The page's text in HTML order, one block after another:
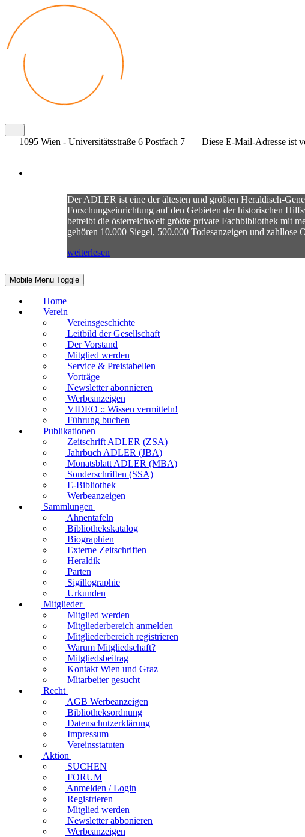
1095 Wien - Universitätsstraße 6 Postfach 7 Diese E-Mail-Adresse ist
Der ADLER ist eine der ältesten und größten Heraldisch-
Forschungseinrichtung auf den Gebieten der historischen
betreibt die österreichweit größte private Fachbibliothek mit
gehören 10.000 Siegel, 500.000 Todesanzeigen und zahllose
weiterlesen
Mobile Menu Toggle
Home
Verein
Vereinsgeschichte
Leitbild der Gesellschaft
Der Vorstand
Mitglied werden
Service & Preistabellen
Vorträge
Newsletter abonnieren
Werbeanzeigen
VIDEO :: Wissen vermitteln!
Führung buchen
Publikationen
Zeitschrift ADLER (ZSA)
Jahrbuch ADLER (JBA)
Monatsblatt ADLER (MBA)
Sonderschriften (SSA)
E-Bibliothek
Werbeanzeigen
Sammlungen
Ahnentafeln
Bibliothekskatalog
Biographien
Externe Zeitschriften
Heraldik
Parten
Sigillographie
Urkunden
Mitglieder
Mitglied werden
Mitgliederbereich anmelden
Mitgliederbereich registrieren
Warum Mitgliedschaft?
Mitgliedsbeitrag
Kontakt Wien und Graz
Mitarbeiter gesucht
Recht
AGB Werbeanzeigen
Bibliotheksordnung
Datenschutzerklärung
Impressum
Vereinsstatuten
Aktion
SUCHEN
FORUM
Anmelden / Login
Registrieren
Mitglied werden
Newsletter abbonieren
Werbeanzeigen